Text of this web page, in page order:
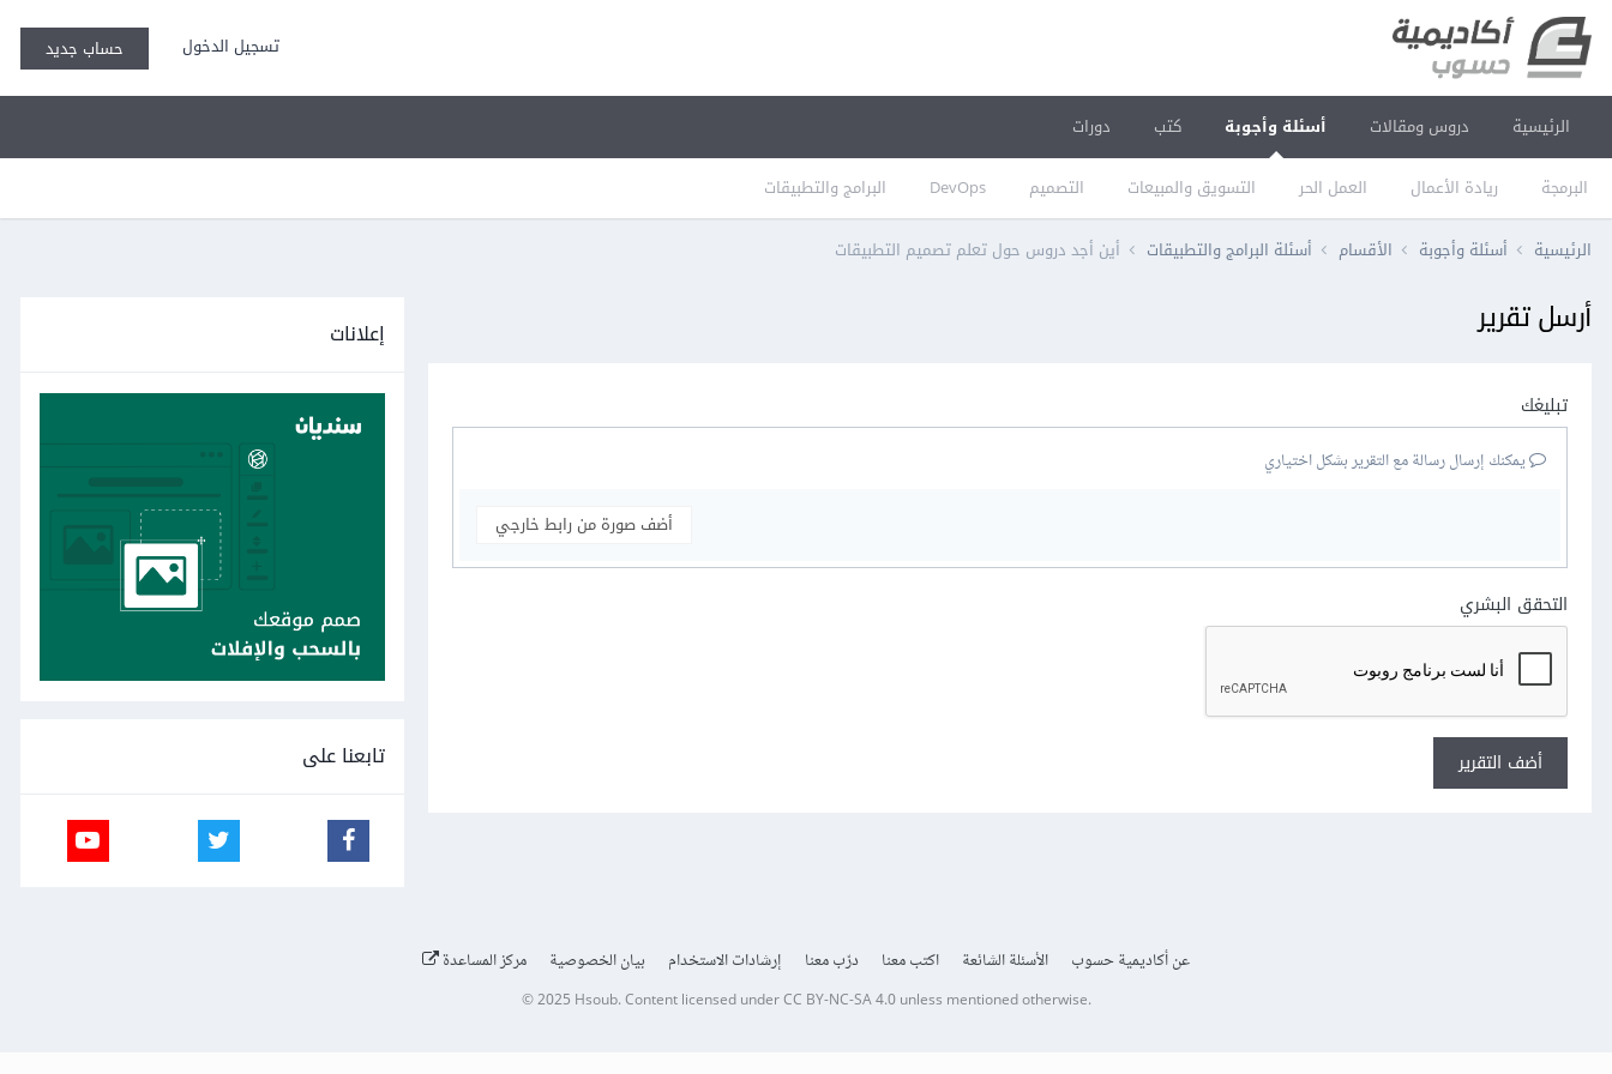
تسجيل الدخول حساب جديد
الرئيسية دروس ومقالات أسئلة وأجوبة
البرمجة ريادة الأعمال العمل الحر التسويق والمبيعات التصميم DevOps البرامج والتطبيقات
كتب دورات
الرئيسية أسئلة وأجوبة الأقسام أسئلة البرامج والتطبيقات أين أجد دروس حول تعلم تصميم التطبيقات
أرسل تقرير
تبليغك
يمكنك إرسال رسالة مع التقرير بشكل اختياري
أضف صورة من رابط خارجي
التحقق البشري
أضف التقرير
إعلانات
تابعنا على
عن أكاديمية حسوب الأسئلة الشائعة اكتب معنا درّب معنا إرشادات الاستخدام بيان الخصوصية مركز المساعدة
© 2025 Hsoub.Content licensed underCC BY-NC-SA 4.0unless mentioned otherwise.